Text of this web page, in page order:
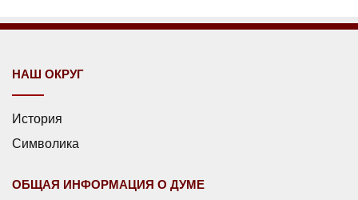
НАШ ОКРУГ
История
Символика
ОБЩАЯ ИНФОРМАЦИЯ О ДУМЕ